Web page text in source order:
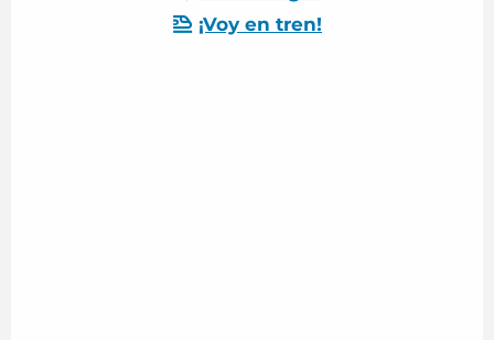
¡Voy en tren!